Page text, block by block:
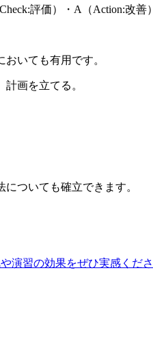
評価）・A（Action:改
いても有用です。
画を立てる。
ついても確立できます。